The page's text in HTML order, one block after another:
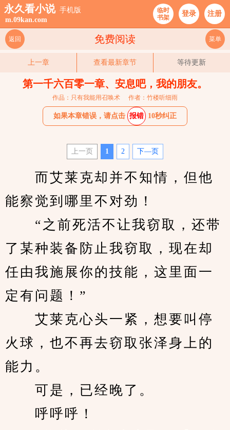
永久看小说 手机版
m.09kan.com
临时
书架
登录 注册
免费阅读
返回 菜单
上一章 查看最新章节 等待更新
第一千六百零一章、安息吧，我的朋友。
作品：只有我能用召唤术 作者：竹楼听细雨
如果本章错误，请点击 报错 10秒纠正
上一页 1 2 下—页
而艾莱克却并不知情，但他
能察觉到哪里不对劲！
“之前死活不让我窃取，还带
了某种装备防止我窃取，现在却
任由我施展你的技能，这里面一
定有问题！”
艾莱克心头一紧，想要叫停
火球，也不再去窃取张泽身上的
能力。
可是，已经晚了。
呼呼呼！